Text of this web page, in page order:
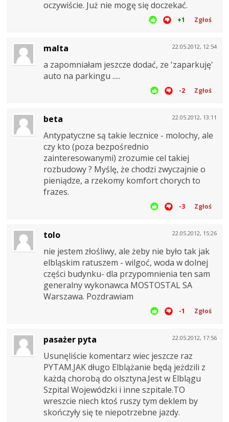
oczywiście. Już nie mogę się doczekać.
+1 Zgłoś
22.05.2012, 12:54
malta
a zapomniałam jeszcze dodać, ze 'zaparkuję'
auto na parkingu .....
-2 Zgłoś
22.05.2012, 13:11
beta
Antypatyczne są takie lecznice - molochy, ale
czy kto (poza bezpośrednio
zainteresowanymi) zrozumie cel takiej
rozbudowy ? Myślę, że chodzi zwyczajnie o
pieniądze, a rzekomy komfort chorych to
frazes.
-3 Zgłoś
22.05.2012, 15:26
tolo
nie jestem złośliwy, ale żeby nie było tak jak
elbląskim ratuszem - wilgoć, woda w dolnej
części budynku- dla przypomnienia ten sam
generalny wykonawca MOSTOSTAL SA
Warszawa. Pozdrawiam
-1 Zgłoś
22.05.2012, 17:56
pasażer pyta
Usunęliście komentarz wiec jeszcze raz
PYTAM.JAK długo Elblążanie będą jeżdzili z
każdą chorobą do olsztyna.Jest w Elblągu
Szpital Wojewódzki i inne szpitale.TO
wreszcie niech ktoś ruszy tym deklem by
skończyły się te niepotrzebne jazdy.